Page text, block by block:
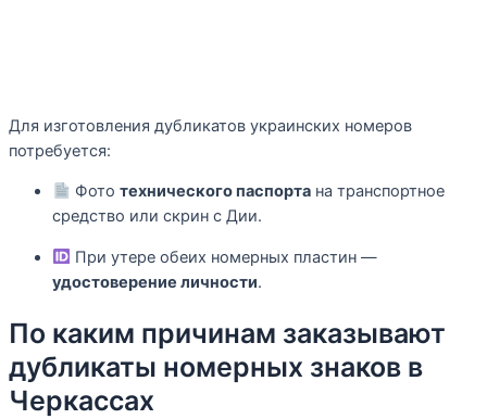
Для изготовления дубликатов украинских номеров
потребуется:
Фото технического паспортана транспортное
средство или скрин с Дии.
При утере обеих номерных пластин —
удостоверение личности.
По каким причинам заказывают
дубликаты номерных знаков в
Черкассах